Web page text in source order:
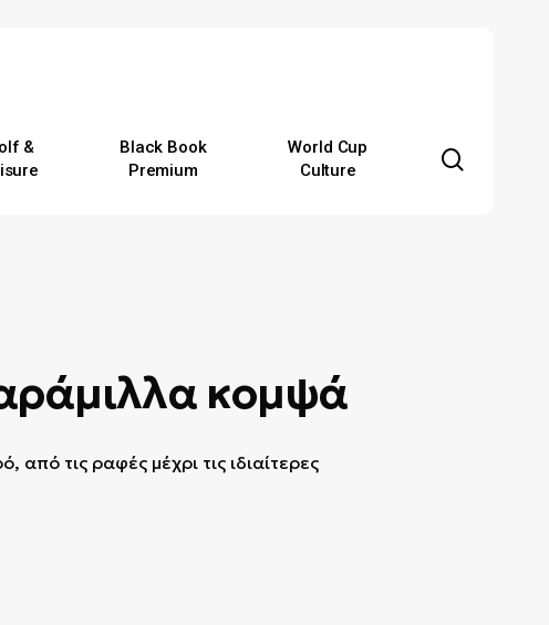
&
Black Book
Premium
World Cup
Culture
κομψά
τις ραφές μέχρι τις ιδιαίτερες